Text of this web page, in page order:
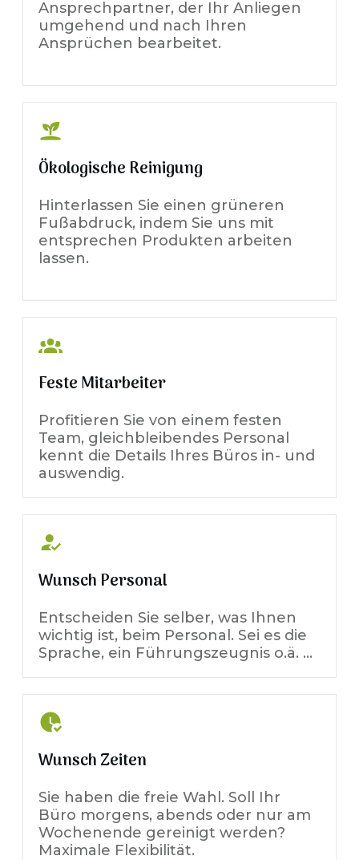
Ansprechpartner, der Ihr Anliegen
umgehend und nach Ihren
Ansprüchen bearbeitet.
Ökologische Reinigung
Hinterlassen Sie einen grüneren
Fußabdruck, indem Sie uns mit
entsprechen Produkten arbeiten
lassen.
Feste Mitarbeiter
Profitieren Sie von einem festen
Team, gleichbleibendes Personal
kennt die Details Ihres Büros in- und
auswendig.
Wunsch Personal
Entscheiden Sie selber, was Ihnen
wichtig ist, beim Personal. Sei es die
Sprache, ein Führungszeugnis o.ä. …
Wunsch Zeiten
Sie haben die freie Wahl. Soll Ihr
Büro morgens, abends oder nur am
Wochenende gereinigt werden?
Maximale Flexibilität.